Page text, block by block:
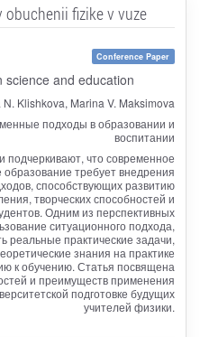
fizike v vuze
Conference Paper
and education
N. Klishkova, Marina V. Maksimova
подходы в образовании и
воспитании
подчеркивают, что современное
образование требует внедрения
способствующих развитию
творческих способностей и
Одним из перспективных
ситуационного подхода,
реальные практические задачи,
знания на практике
к обучению. Статья посвящена
и преимуществ применения
подготовке будущих
учителей физики.